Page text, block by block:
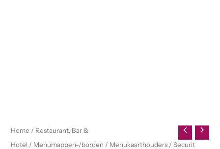
Home / Restaurant, Bar &
Hotel / Menumappen-/borden / Menukaarthouders / Securit